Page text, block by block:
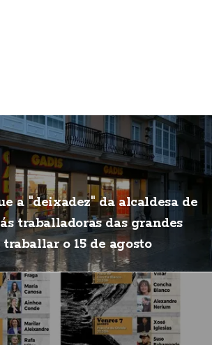
a "deixadez" da alcaldesa de
traballadoras das grandes
o 15 de agosto